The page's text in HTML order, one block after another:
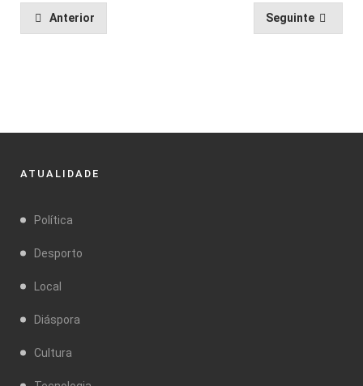
Anterior Seguinte
ATUALIDADE
Política
Desporto
Local
Diáspora
Cultura